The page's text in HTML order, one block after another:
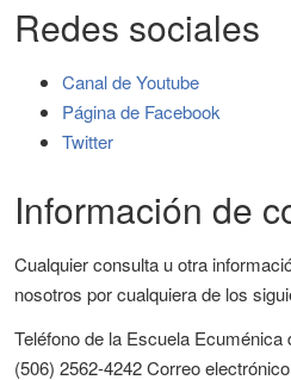
Redes sociales
Canal de Youtube
Página de Facebook
Twitter
Información de
Cualquier consulta u otra
nosotros por cualquiera de los
Teléfono de la Escuela Ecuménica
(506) 2562-4242 Correo